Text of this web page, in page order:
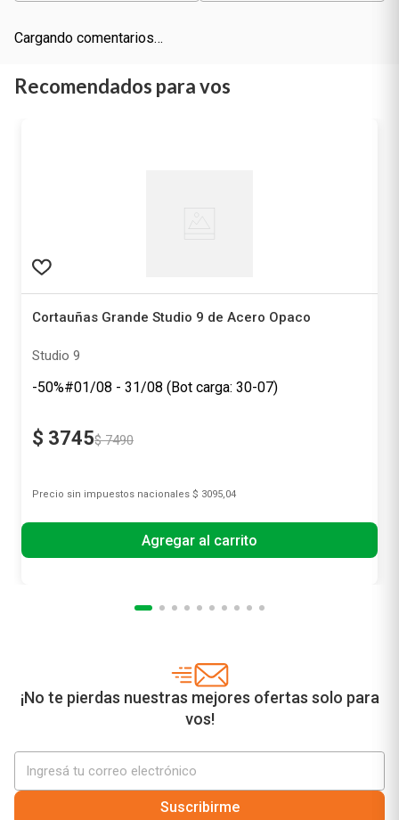
Cargando comentarios…
Recomendados para vos
Cortauñas Grande Studio 9 de Acero Opaco
Studio 9
-50%#01/08 - 31/08 (Bot carga: 30-07)
$ 3745$ 7490
Precio sin impuestos nacionales $ 3095,04
Agregar al carrito
¡No te pierdas nuestras mejores ofertas solo para
vos!
Suscribirme